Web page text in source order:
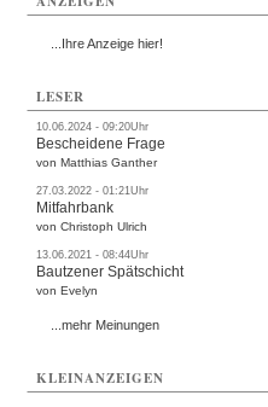
...Ihre Anzeige hier!
LESER
10.06.2024 - 09:20Uhr
Bescheidene Frage
von Matthias Ganther
27.03.2022 - 01:21Uhr
Mitfahrbank
von Christoph Ulrich
13.06.2021 - 08:44Uhr
Bautzener Spätschicht
von Evelyn
...mehr Meinungen
KLEINANZEIGEN